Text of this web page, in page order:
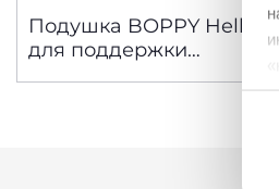
Подушка BOPPY Hello
для поддержки